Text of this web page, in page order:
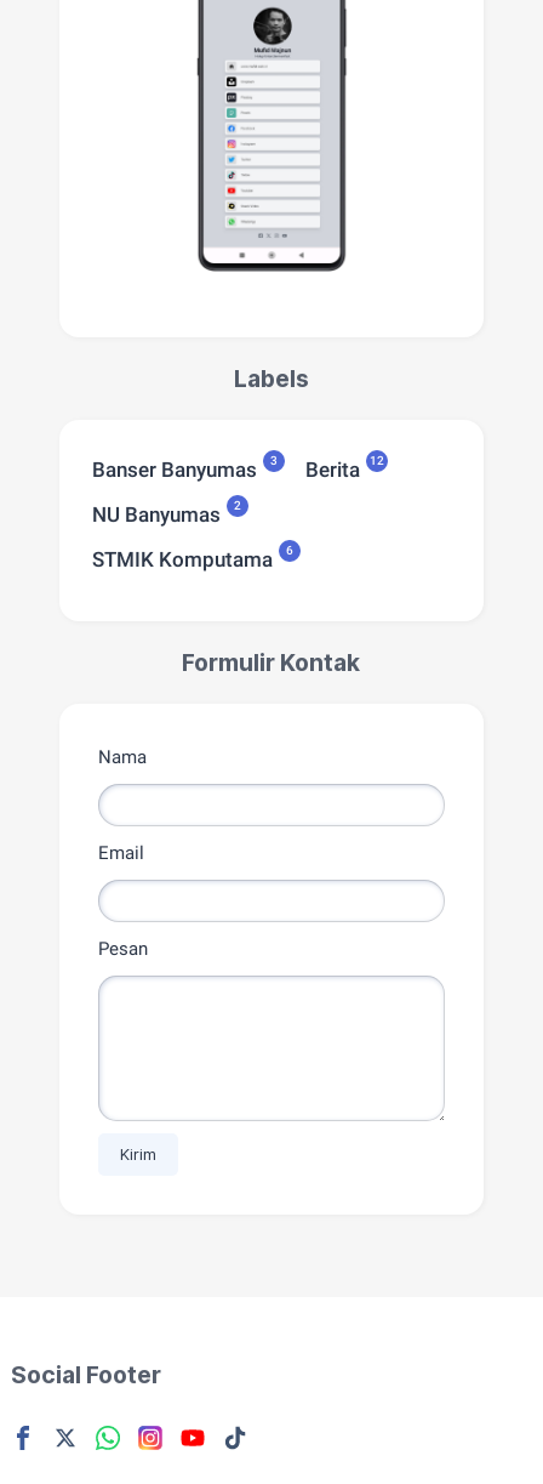
Labels
Banser Banyumas 3 Berita 12
NU Banyumas 2
STMIK Komputama 6
Formulir Kontak
Nama
Email
Pesan
Social Footer